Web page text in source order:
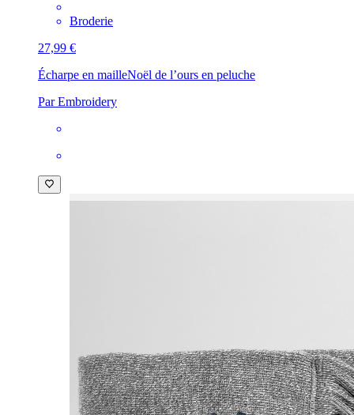
Broderie
27,99 €
Écharpe en mailleNoël de l’ours en peluche
Par Embroidery